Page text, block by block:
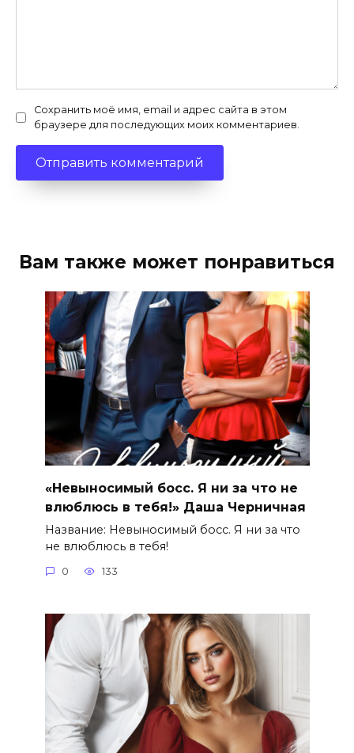
Сохранить моё имя, email и адрес сайта в этом
браузере для последующих моих комментариев.
Вам также может понравиться
«Невыносимый босс. Я ни за что не
влюблюсь в тебя!» Даша Черничная
Название: Невыносимый босс. Я ни за что
не влюблюсь в тебя!
0 133